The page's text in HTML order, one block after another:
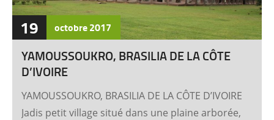
19 octobre2017
YAMOUSSOUKRO, BRASILIA DE LA CÔTE
D’IVOIRE
YAMOUSSOUKRO, BRASILIA DE LA CÔTE D’IVOIRE
Jadis petit village situé dans une plaine arborée,